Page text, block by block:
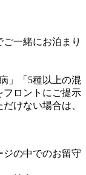
ご一緒にお泊まり
」「5種以上の混
フロントにご提示
けない場合は、
ジの中でのお留守